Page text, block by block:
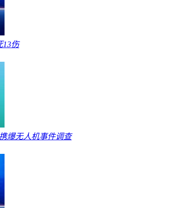
13伤
爆无人机事件调查